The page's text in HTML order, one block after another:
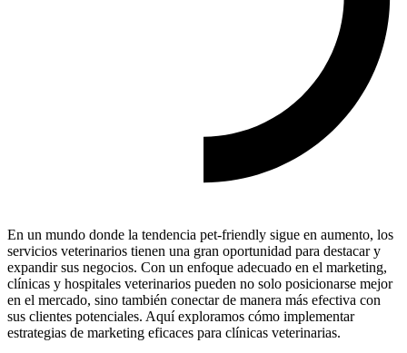
En un mundo donde la tendencia pet-friendly sigue en aumento, los
servicios veterinarios tienen una gran oportunidad para destacar y
expandir sus negocios. Con un enfoque adecuado en el marketing,
clínicas y hospitales veterinarios pueden no solo posicionarse mejor
en el mercado, sino también conectar de manera más efectiva con
sus clientes potenciales. Aquí exploramos cómo implementar
estrategias de marketing eficaces para clínicas veterinarias.